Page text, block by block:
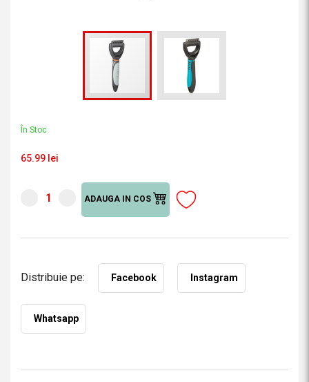
În Stoc
65.99 lei
ADAUGA IN COS
Distribuie pe: Facebook Instagram
Whatsapp